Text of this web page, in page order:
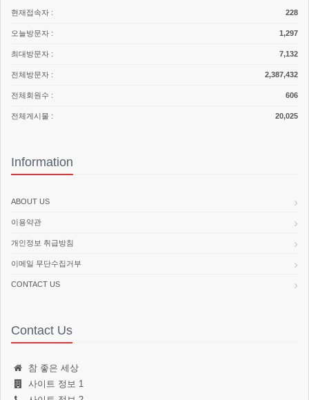
현재접속자 : 228
오늘방문자 : 1,297
최대방문자 : 7,132
전체방문자 : 2,387,432
전체회원수 : 606
전체게시물 : 20,025
Information
ABOUT US
이용약관
개인정보 취급방침
이메일 무단수집거부
CONTACT US
Contact Us
참 좋은 세상
사이트 정보 1